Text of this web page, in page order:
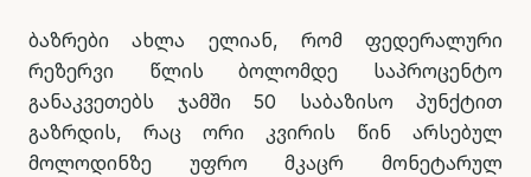
ბაზრები ახლა ელიან, რომ ფედერალური
რეზერვი წლის ბოლომდე საპროცენტო
განაკვეთებს ჯამში 50 საბაზისო პუნქტით
გაზრდის, რაც ორი კვირის წინ არსებულ
მოლოდინზე უფრო მკაცრ მონეტარულ